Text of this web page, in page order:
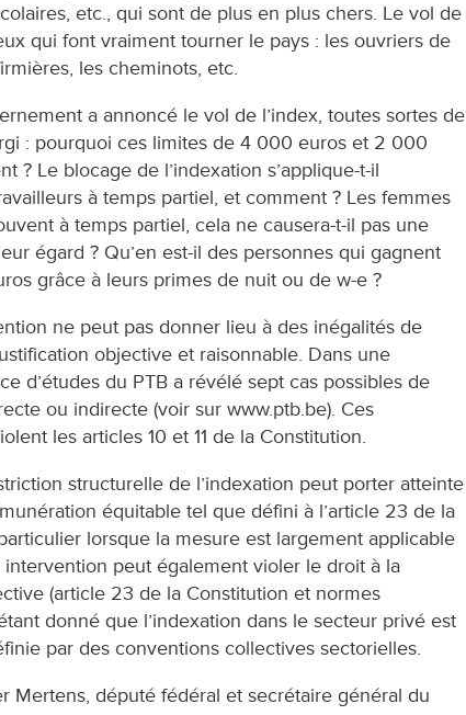
etc., qui sont de plus en plus chers. Le vol de
qui font vraiment tourner le pays : les ouvriers de
les cheminots, etc.
a annoncé le vol de l’index, toutes sortes de
: pourquoi ces limites de 4 000 euros et 2 000
? Le blocage de l’indexation s’applique-t-il
à temps partiel, et comment ? Les femmes
à temps partiel, cela ne causera-t-il pas une
égard ? Qu’en est-il des personnes qui gagnent
grâce à leurs primes de nuit ou de w-e ?
ne peut pas donner lieu à des inégalités de
objective et raisonnable. Dans une
d’études du PTB a révélé sept cas possibles de
ou indirecte (voir sur www.ptb.be). Ces
les articles 10 et 11 de la Constitution.
structurelle de l’indexation peut porter atteinte
équitable tel que défini à l’article 23 de la
lorsque la mesure est largement applicable
peut également violer le droit à la
(article 23 de la Constitution et normes
donné que l’indexation dans le secteur privé est
par des conventions collectives sectorielles.
Mertens, député fédéral et secrétaire général du